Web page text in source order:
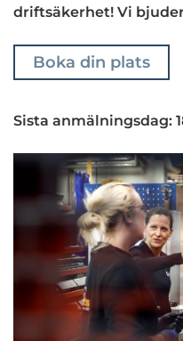
driftsäkerhet! Vi
Boka din plats
Sista anmälningsdag: